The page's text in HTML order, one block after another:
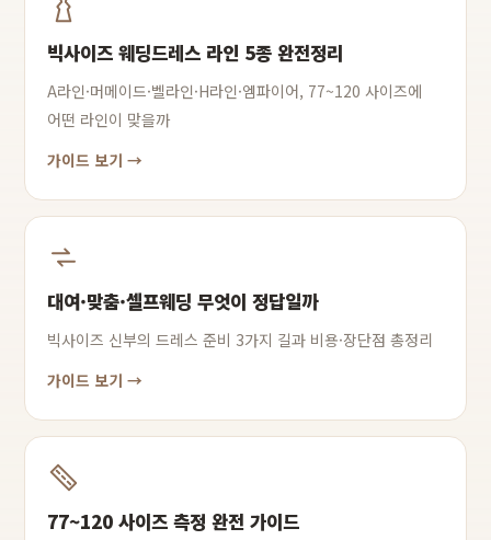
빅사이즈 웨딩드레스 라인 5종 완전정리
A라인·머메이드·벨라인·H라인·엠파이어, 77~120 사이즈에
어떤 라인이 맞을까
가이드 보기 →
대여·맞춤·셀프웨딩 무엇이 정답일까
빅사이즈 신부의 드레스 준비 3가지 길과 비용·장단점 총정리
가이드 보기 →
77~120 사이즈 측정 완전 가이드